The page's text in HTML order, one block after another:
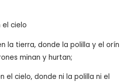
el cielo
la tierra, donde la polilla y el orín
minan y hurtan;
el cielo, donde ni la polilla ni el